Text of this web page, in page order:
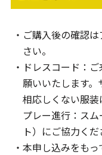
ご購入後の確認
さい。
ドレスコード：
願いいたします
相応しくない服装
プレー進行：ス
ト）にご協力くだ
本申し込みをも